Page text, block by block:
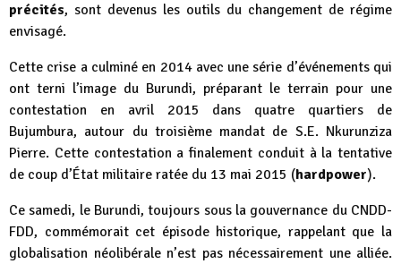
précités, sont devenus les outils du changement de régime
envisagé.
Cette crise a culminé en 2014 avec une série d’événements qui
ont terni l’image du Burundi, préparant le terrain pour une
contestation en avril 2015 dans quatre quartiers de
Bujumbura, autour du troisième mandat de S.E. Nkurunziza
Pierre. Cette contestation a finalement conduit à la tentative
de coup d’État militaire ratée du 13 mai 2015 (hardpower).
Ce samedi, le Burundi, toujours sous la gouvernance du CNDD-
FDD, commémorait cet épisode historique, rappelant que la
globalisation néolibérale n’est pas nécessairement une alliée.